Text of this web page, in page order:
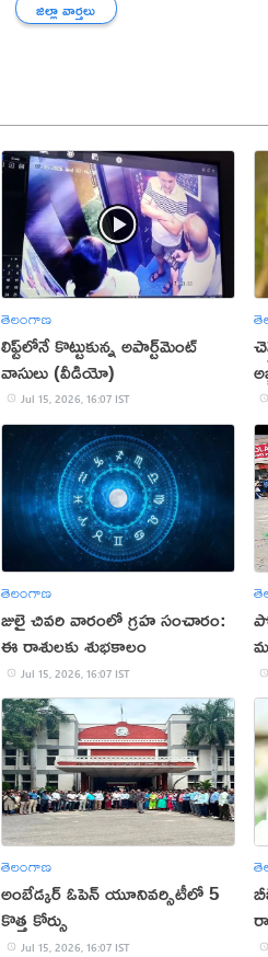
జిల్లా వార్తలు
తెలంగాణ
లిఫ్ట్‌లోనే కొట్టుకున్న అపార్ట్‌మెంట్
వాసులు (వీడియో)
Jul 15, 2026, 16:07 IST
తెలంగాణ
జులై చివరి వారంలో గ్రహ సంచారం:
ఈ రాశులకు శుభకాలం
Jul 15, 2026, 16:07 IST
తెలంగాణ
అంబేడ్కర్‌ ఓపెన్‌ యూనివర్సిటీలో 5
కొత్త కోర్సు
Jul 15, 2026, 16:07 IST